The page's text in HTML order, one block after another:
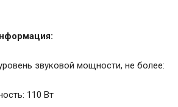
звуковой мощности, не более:
110 Вт